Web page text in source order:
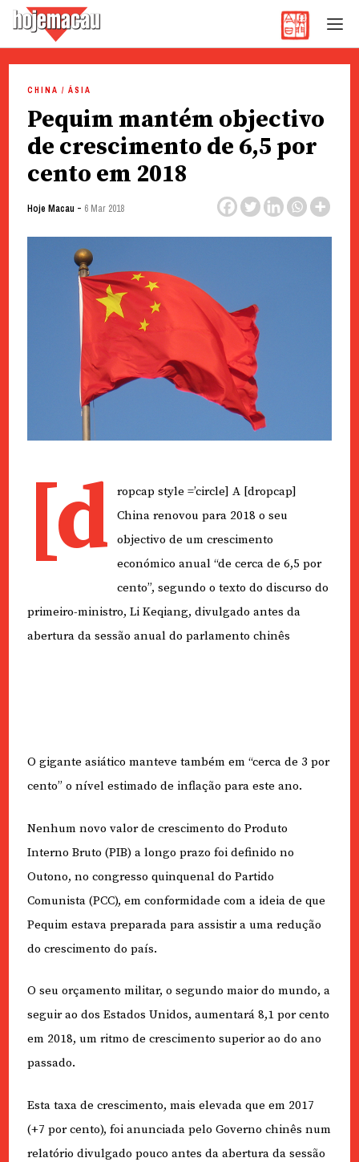
content
CHINA / ÁSIA
Pequim mantém objectivo
de crescimento de 6,5 por
cento em 2018
Hoje Macau - 6 Mar 2018
[d
ropcap style =’circle] A [dropcap]
China renovou para 2018 o seu
objectivo de um crescimento
económico anual “de cerca de 6,5 por
cento”, segundo o texto do discurso do
primeiro-ministro, Li Keqiang, divulgado antes da
abertura da sessão anual do parlamento chinês
O gigante asiático manteve também em “cerca de 3 por
cento” o nível estimado de inflação para este ano.
Nenhum novo valor de crescimento do Produto
Interno Bruto (PIB) a longo prazo foi definido no
Outono, no congresso quinquenal do Partido
Comunista (PCC), em conformidade com a ideia de que
Pequim estava preparada para assistir a uma redução
do crescimento do país.
O seu orçamento militar, o segundo maior do mundo, a
seguir ao dos Estados Unidos, aumentará 8,1 por cento
em 2018, um ritmo de crescimento superior ao do ano
passado.
Esta taxa de crescimento, mais elevada que em 2017
(+7 por cento), foi anunciada pelo Governo chinês num
relatório divulgado pouco antes da abertura da sessão